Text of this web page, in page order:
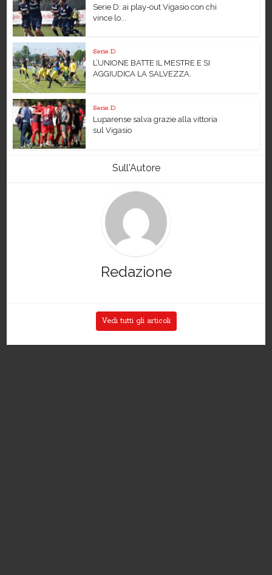
Serie D: ai play-out Vigasio con chi
vince lo...
Serie D
L’UNIONE BATTE IL MESTRE E SI
AGGIUDICA LA SALVEZZA.
Serie D
Luparense salva grazie alla vittoria
sul Vigasio
Sull'Autore
Redazione
Vedi tutti gli articoli